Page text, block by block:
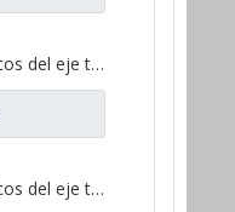
Par de engranajes cónicos del eje trasero 21/28 para piezas de repuesto de camiones Ankai & BENZ Axle Foton Auman HFF2402038/39CK1BZ
Par de engranajes cónicos del eje trasero 18/27 para piezas de repuesto de camiones Ankai & BENZ Axle Foton Auman HFF2402040/41CK1BZ